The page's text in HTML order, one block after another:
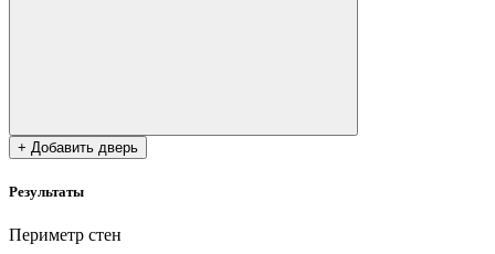
+ Добавить дверь
Результаты
Периметр стен